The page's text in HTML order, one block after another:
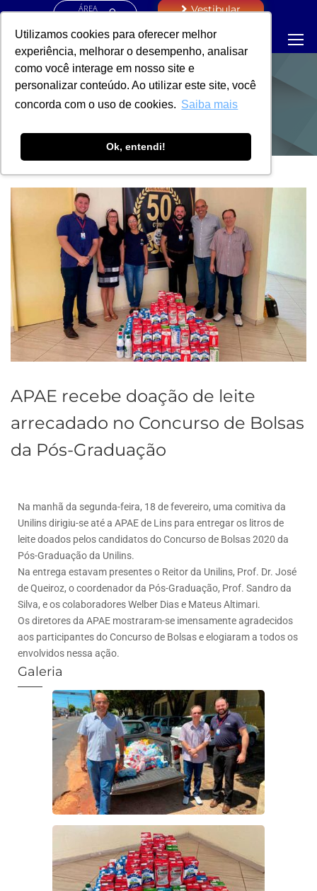
Utilizamos cookies para oferecer melhor
experiência, melhorar o desempenho, analisar
como você interage em nosso site e
personalizar conteúdo. Ao utilizar este site, você
concorda com o uso de cookies. Saiba mais
Ok, entendi!
ÁREA
Vestibular
NOTÍCIAS
APAE recebe doação de leite
arrecadado no Concurso de Bolsas
da Pós-Graduação
Na manhã da segunda-feira, 18 de fevereiro, uma comitiva da
Unilins dirigiu-se até a APAE de Lins para entregar os litros de
leite doados pelos candidatos do Concurso de Bolsas 2020 da
Pós-Graduação da Unilins.
Na entrega estavam presentes o Reitor da Unilins, Prof. Dr. José
de Queiroz, o coordenador da Pós-Graduação, Prof. Sandro da
Silva, e os colaboradores Welber Dias e Mateus Altimari.
Os diretores da APAE mostraram-se imensamente agradecidos
aos participantes do Concurso de Bolsas e elogiaram a todos os
envolvidos nessa ação.
Galeria